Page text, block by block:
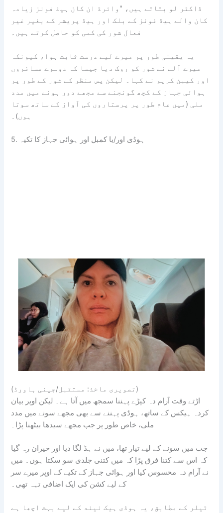
ڈاکٹر لو بتاتے ہیں، "وائرڈ ان کان ہیڈ فونز زیادہ
کان والے ہیڈ فونز کے بلک اور ہیڈ پریشر کے بغیر غیر
فعال شور کی کمی کو حاصل کرتے ہیں۔
یہ یقینی طور پر میرے لیے درست ثابت ہوا، کیونکہ
میرے آلے نے شور کو روک دیا جیسا کہ دوسرے مسافروں
اور کیبن کریو نے کہا۔ لیکن پس منظر کے شور کے طور پر
ہوائی جہاز کے کچھ گونجنے سے مجھے دور ہونے میں مدد
ملی (میں عام طور پر پرستاروں کی آواز کے ساتھ سوتا
ہوں)۔
5. ہوڈی اور/یا کمبل اور ہوائی جہاز کا تکیہ
(تصویری ماخذ: مستقبل/جینی ہاورڈ)
اڑتے وقت آرام دہ کپڑے پہننا سمجھ میں آتا ہے۔ لیکن اوپر بیان
کردہ ہیکس کے ساتھ، ہوڈی پہننے سے بھی مجھے سونے میں مدد
ملی، خاص طور پر جب مجھے سیدھا بیٹھنا پڑا۔
جب میں سونے کے لیے تیار تھا، میں نے ہڈ لگا دیا اور حیران رہ گیا
کہ اس سے کتنا فرق پڑا کہ میں کتنی جلدی سو سکتا ہوں۔ میں
نے آرام دہ محسوس کیا اور ہوائی جہاز کے تکیے کے اوپر میرے سر
کے لیے کشن کی ایک اضافی تہہ تھی۔
ٹیلر کے مطابق، یہ ہوڈی ہیک نیند کے لیے بہت اچھا ہے